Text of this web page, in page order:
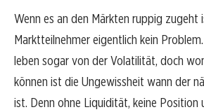
Wenn es an den Märkten ruppig zugeht
Marktteilnehmer eigentlich kein
leben sogar von der Volatilität, doch
können ist die Ungewissheit wann der
ist. Denn ohne Liquidität, keine Position